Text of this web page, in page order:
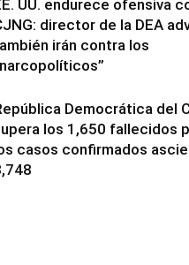
UU. endurece ofensiva
director de la DEA
irán contra los
Democrática del
los 1,650 fallecidos
casos confirmados